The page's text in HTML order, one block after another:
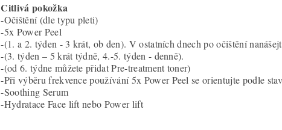
Citlivá pokožka
-Očištění (dle typu pleti)
-5x Power Peel
-(1. a 2. týden - 3 krát, ob den). V ostatních dnech po očištění
-(3. týden – 5 krát týdně, 4.-5. týden - denně).
-(od 6. týdne můžete přidat Pre-treatment toner)
-Při výběru frekvence používání 5x Power Peel se orientujte podle
-Soothing Serum
-Hydratace Face lift nebo Power lift